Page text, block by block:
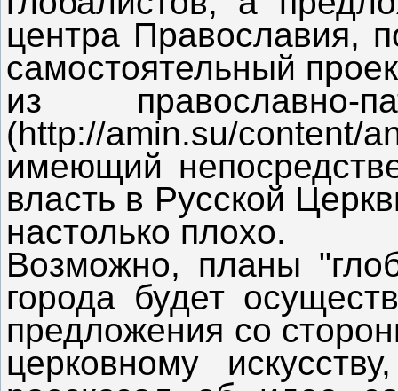
центра Православия,
самостоятельный
из православно-
(http://amin.su/content/
имеющий
власть в Русской
настолько плохо.
Возможно, планы
города будет
предложения со
церковному